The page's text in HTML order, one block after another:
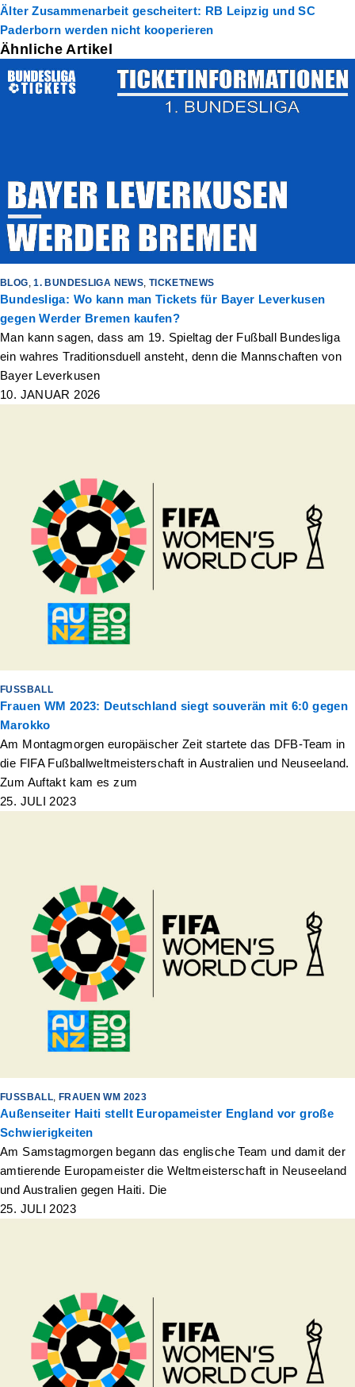
Älter Zusammenarbeit gescheitert: RB Leipzig und SC
Paderborn werden nicht kooperieren
Ähnliche Artikel
BLOG ,1. BUNDESLIGA NEWS TICKETNEWS
Bundesliga: Wo kann man Tickets für Bayer Leverkusen
gegen Werder Bremen kaufen?
Man kann sagen, dass am 19. Spieltag der Fußball Bundesliga
ein wahres Traditionsduell ansteht, denn die Mannschaften von
Bayer Leverkusen
10. JANUAR 2026
FUSSBALL
Frauen WM 2023: Deutschland siegt souverän mit 6:0 gegen
Marokko
Am Montagmorgen europäischer Zeit startete das DFB-Team in
die FIFA Fußballweltmeisterschaft in Australien und Neuseeland.
Zum Auftakt kam es zum
25. JULI 2023
FUSSBALL , FRAUEN WM 2023
Außenseiter Haiti stellt Europameister England vor große
Schwierigkeiten
Am Samstagmorgen begann das englische Team und damit der
amtierende Europameister die Weltmeisterschaft in Neuseeland
und Australien gegen Haiti. Die
25. JULI 2023